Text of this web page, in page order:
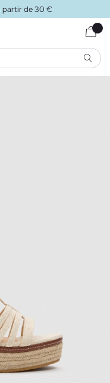
partir de 30 €